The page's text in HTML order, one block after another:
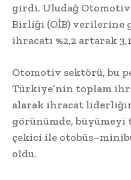
girdi. Uludağ
Birliği (OİB) verilerine
ihracatı %2,2 artarak
Otomotiv sektörü, bu
Türkiye’nin toplam
alarak ihracat
görünümde, büyümeyi
çekici ile
oldu.